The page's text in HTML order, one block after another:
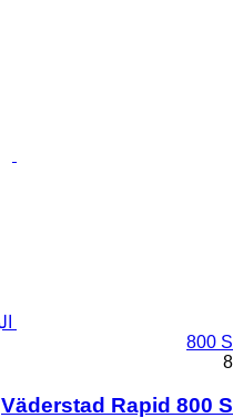
800 S
8
Väderstad Rapid 800 S